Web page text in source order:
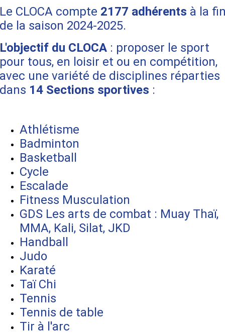
CLOCA compte 2177 adhérents à la
la saison 2024-2025.
du CLOCA: proposer le sport
tous, en loisir et ou en compétition,
une variété de disciplines réparties
14 Sections sportives :
Athlétisme
Badminton
Basketball
Cycle
Escalade
Fitness Musculation
GDS Les arts de combat : Muay Thaï,
MMA, Kali, Silat, JKD
Handball
Judo
Karaté
Taï Chi
Tennis
Tennis de table
Tir à l'arc